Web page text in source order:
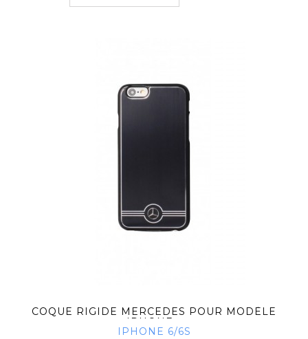
COQUE RIGIDE MERCEDES POUR MODÈLE
IPHONE...
IPHONE 6/6S